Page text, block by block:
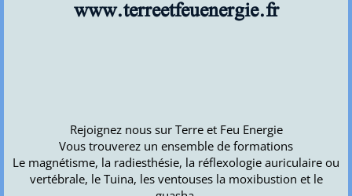
Rejoignez nous sur Terre et Feu Energie
Vous trouverez un ensemble de formations
Le magnétisme, la radiesthésie, la réflexologie auriculaire ou
vertébrale, le Tuina, les ventouses la moxibustion et le